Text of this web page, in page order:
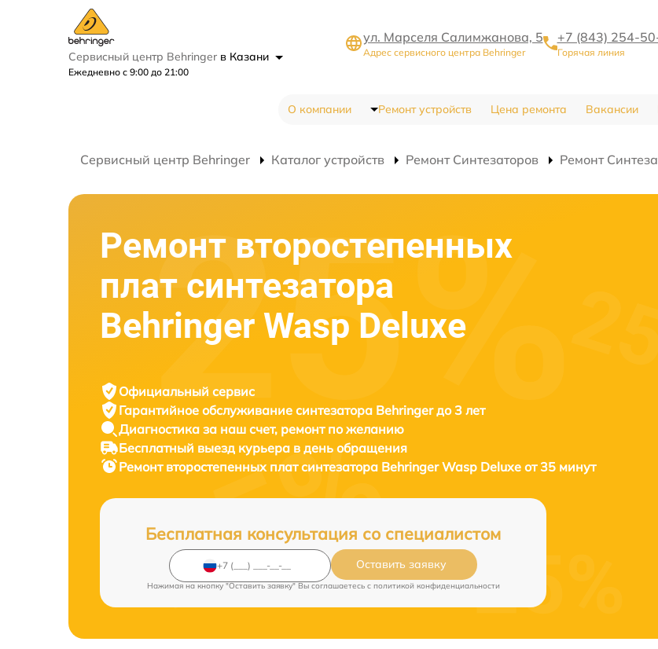
Сервисный центр Behringer в Казани
Ежедневно с 9:00 до 21:00
ул. Марселя Салимжанова, 5
Адрес сервисного центра Behringer
+7 (843) 254-
Горячая линия
О компании Ремонт устройств Цена ремонта Вакансии
Сервисный центр Behringer Каталог устройств Ремонт Синтезаторов Ремонт
Ремонт второстепенных
плат синтезатора
Behringer Wasp Deluxe
Официальный сервис
Гарантийное обслуживание синтезатора Behringer до 3 лет
Диагностика за наш счет, ремонт по желанию
Бесплатный выезд курьера в день обращения
Ремонт второстепенных плат синтезатора Behringer Wasp Deluxe от 35 минут
Бесплатная консультация со специалистом
Оставить заявку
Нажимая на кнопку "Оставить заявку" Вы соглашаетесь c политикой конфиденциальности